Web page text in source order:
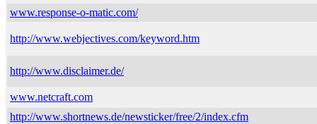
www.response-o-matic.com/
http://www.webjectives.com/keyword.htm
http://www.disclaimer.de/
www.netcraft.com
http://www.shortnews.de/newsticker/free/2/index.cfm